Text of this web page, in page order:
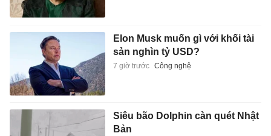
Elon Musk muốn gì với khối tài
sản nghìn tỷ USD?
7 giờ trước Công nghệ
Siêu bão Dolphin càn quét Nhật
Bản